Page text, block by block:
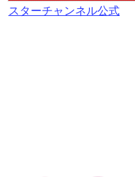
スターチャンネル公式